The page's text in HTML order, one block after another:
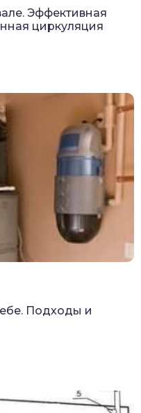
Эффективная
циркуляция
Подходы и